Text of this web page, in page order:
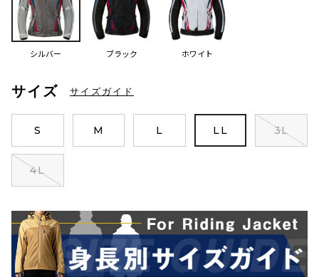
シルバー ブラック ホワイト
サイズ サイズガイド
S M L LL 3L
4L